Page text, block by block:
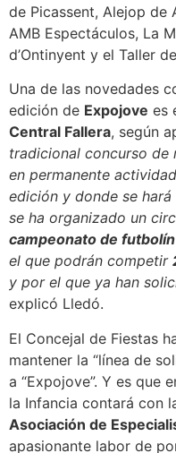
de Picassent, Alejop de
AMB Espectáculos, La
d’Ontinyent y el Taller
Una de las novedades
edición de Expojove es
Central Fallera, según
tradicional concurso de
en permanente
edición y donde se hará
se ha organizado un
campeonato de futbolín
el que podrán competir
y por el que ya han
explicó Lledó.
El Concejal de Fiestas
mantener la “línea de
a “Expojove”. Y es que
la Infancia contará con
Asociación de
apasionante labor de